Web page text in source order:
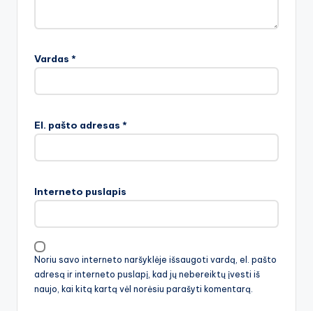
Vardas *
El. pašto adresas *
Interneto puslapis
Noriu savo interneto naršyklėje išsaugoti vardą, el. pašto
adresą ir interneto puslapį, kad jų nebereiktų įvesti iš
naujo, kai kitą kartą vėl norėsiu parašyti komentarą.